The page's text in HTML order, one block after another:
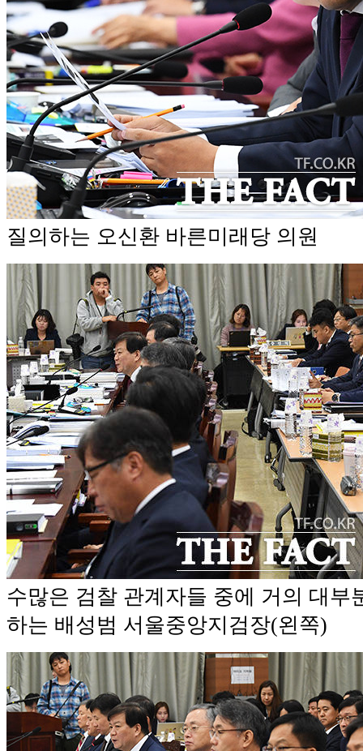
질의하는 오신환 바른미래당 의원
수많은 검찰 관계자들 중에 거의 대부
하는 배성범 서울중앙지검장(왼쪽)